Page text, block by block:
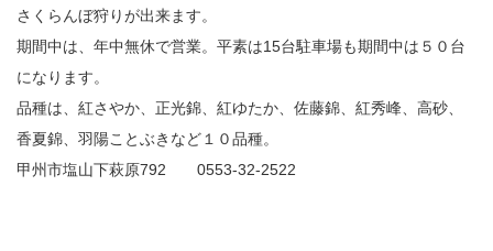
さくらんぼ狩りが出来ます。
期間中は、年中無休で営業。平素は15台駐車場も期間中は５０台
になります。
品種は、紅さやか、正光錦、紅ゆたか、佐藤錦、紅秀峰、高砂、
香夏錦、羽陽ことぶきなど１０品種。
甲州市塩山下萩原792 0553-32-2522